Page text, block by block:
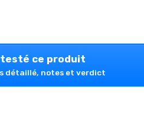
testé ce produit
détaillé, notes et verdict